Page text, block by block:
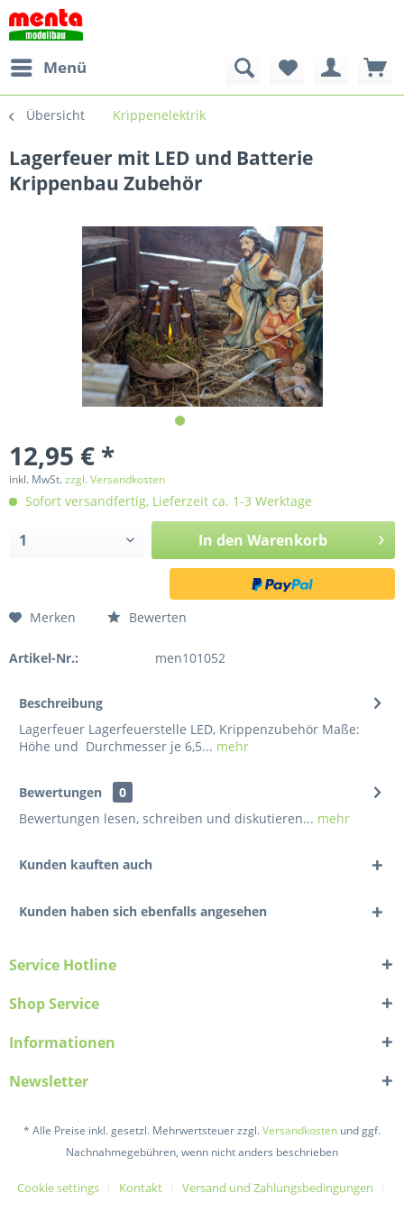
Menü
Übersicht Krippenelektrik
Lagerfeuer mit LED und Batterie
Krippenbau Zubehör
12,95 € *
inkl. MwSt.zzgl. Versandkosten
Sofort versandfertig, Lieferzeit ca. 1-3 Werktage
In den Warenkorb
Merken Bewerten
Artikel-Nr.: men101052
Beschreibung
Lagerfeuer Lagerfeuerstelle LED, Krippenzubehör Maße:
Höhe und Durchmesser je 6,5... mehr
Bewertungen
0
Bewertungen lesen, schreiben und diskutieren... mehr
Kunden kauften auch
Kunden haben sich ebenfalls angesehen
Service Hotline
Shop Service
Informationen
Newsletter
* Alle Preise inkl. gesetzl. Mehrwertsteuer zzgl.Versandkosten und ggf.
Nachnahmegebühren, wenn nicht anders beschrieben
Cookie settings Kontakt
Versand und Zahlungsbedingungen